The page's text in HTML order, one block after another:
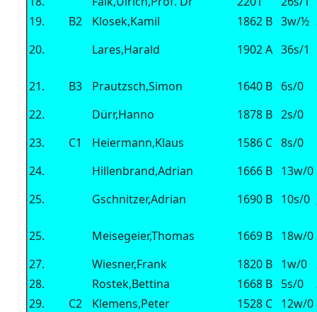
19.
B2 Klosek,Kamil 1862 B 3w/½
20.
Lares,Harald 1902A 36s/1
21. B3 Prautzsch,Simon 1640 B 6s/0
22.
Dürr,Hanno 1878 B 2s/0
23.
C1 Heiermann,Klaus 1586 C 8s/0
24.
Hillenbrand,Adrian 1666 B 13w/0
25.
Gschnitzer,Adrian 1690 B 10s/0
25.
Meisegeier,Thomas 1669 B 18w/0
27.
Wiesner,Frank 1820 B 1w/0
28.
Rostek,Bettina 1668 B 5s/0
29.
C2 Klemens,Peter 1528 C 12w/0